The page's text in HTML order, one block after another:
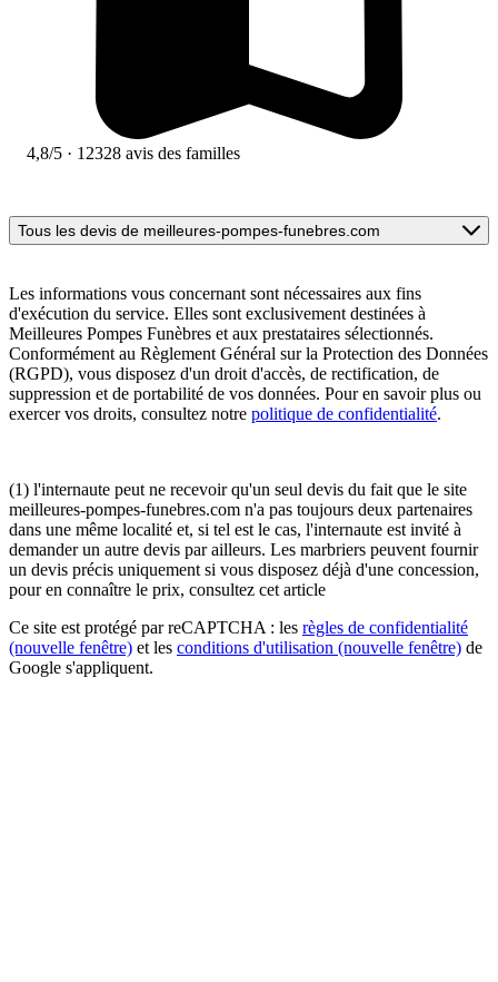
4,8/5 · 12328 avis des familles
Tous les devis de meilleures-pompes-funebres.com
Les informations vous concernant sont nécessaires aux fins
d'exécution du service. Elles sont exclusivement destinées à
Meilleures Pompes Funèbres et aux prestataires sélectionnés.
Conformément au Règlement Général sur la Protection des Données
(RGPD), vous disposez d'un droit d'accès, de rectification, de
suppression et de portabilité de vos données. Pour en savoir plus ou
exercer vos droits, consultez notre politique de confidentialité.
(1) l'internaute peut ne recevoir qu'un seul devis du fait que le site
meilleures-pompes-funebres.com n'a pas toujours deux partenaires
dans une même localité et, si tel est le cas, l'internaute est invité à
demander un autre devis par ailleurs. Les marbriers peuvent fournir
un devis précis uniquement si vous disposez déjà d'une concession,
pour en connaître le prix, consultez cet article
Ce site est protégé par reCAPTCHA : les règles de confidentialité
(nouvelle fenêtre) et les conditions d'utilisation (nouvelle fenêtre) de
Google s'appliquent.